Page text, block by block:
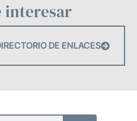
interesar
DE ENLACES